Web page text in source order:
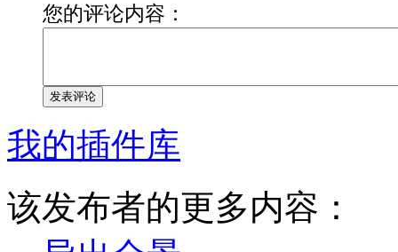
您的评论内容：
发表评论
我的插件库
该发布者的更多内容：